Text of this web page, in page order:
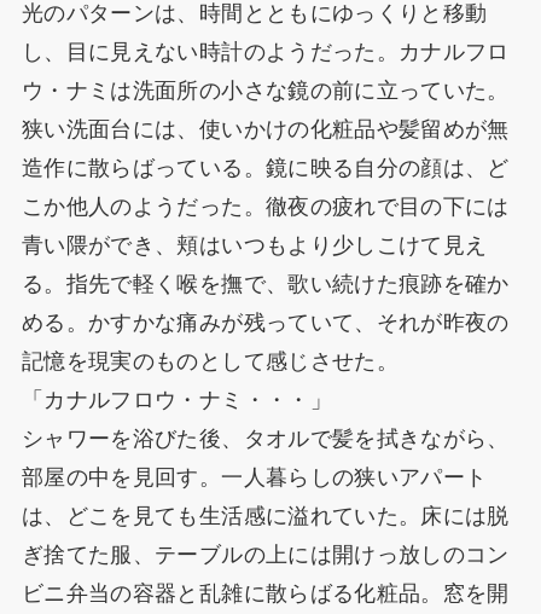
光のパターンは、時間とともにゆっくりと移動
し、目に見えない時計のようだった。カナルフロ
ウ・ナミは洗面所の小さな鏡の前に立っていた。
狭い洗面台には、使いかけの化粧品や髪留めが無
造作に散らばっている。鏡に映る自分の顔は、ど
こか他人のようだった。徹夜の疲れで目の下には
青い隈ができ、頬はいつもより少しこけて見え
る。指先で軽く喉を撫で、歌い続けた痕跡を確か
める。かすかな痛みが残っていて、それが昨夜の
記憶を現実のものとして感じさせた。
「カナルフロウ・ナミ・・・」
シャワーを浴びた後、タオルで髪を拭きながら、
部屋の中を見回す。一人暮らしの狭いアパート
は、どこを見ても生活感に溢れていた。床には脱
ぎ捨てた服、テーブルの上には開けっ放しのコン
ビニ弁当の容器と乱雑に散らばる化粧品。窓を開